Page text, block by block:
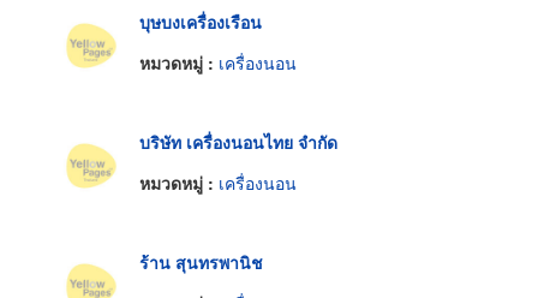
บุษบงเครื่องเรือน
หมวดหมู่ : เครื่องนอน
บริษัท เครื่องนอนไทย จำกัด
หมวดหมู่ : เครื่องนอน
ร้าน สุนทรพานิช